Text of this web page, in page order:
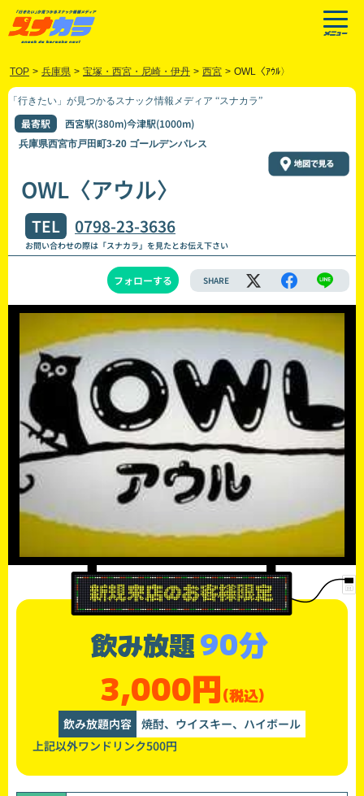
TOP > 兵庫県 > 宝塚・西宮・尼崎・伊丹 > 西宮 > OWL〈ｱｳﾙ〉
「行きたい」が見つかるスナック情報メディア “スナカラ”
最寄駅 西宮駅(380m)今津駅(1000m)
兵庫県西宮市戸田町3-20 ゴールデンパレス
OWL〈アウル〉
TEL 0798-23-3636
お問い合わせの際は「スナカラ」を見たとお伝え下さい
フォローする SHARE
飲み放題90分
3,000円(税込)
飲み放題内容 焼酎、ウイスキー、ハイボール
上記以外ワンドリンク500円